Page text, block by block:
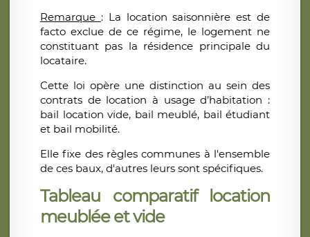
Remarque : La location saisonnière est de
facto exclue de ce régime, le logement ne
constituant pas la résidence principale du
locataire.
Cette loi opère une distinction au sein des
contrats de location à usage d’habitation :
bail location vide, bail meublé, bail étudiant
et bail mobilité.
Elle fixe des règles communes à l'ensemble
de ces baux, d'autres leurs sont spécifiques.
Tableau comparatif location
meublée et vide